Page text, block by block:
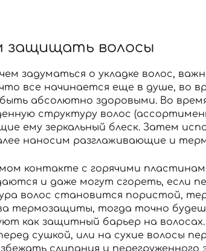
защищать волосы
задуматься о укладке волос,
все начинается еще в душе, во
абсолютно здоровыми. Во
структуру волос
ему зеркальный блеск. Затем
наносим разглаживающие и
контакте с горячими
и даже могут сгореть, если
волос становится пористой,
термозащиты, тогда точно
как защитный барьер на
сушкой, или на сухие волосы
слипания и перегруженного